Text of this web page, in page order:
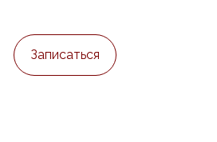
Записаться